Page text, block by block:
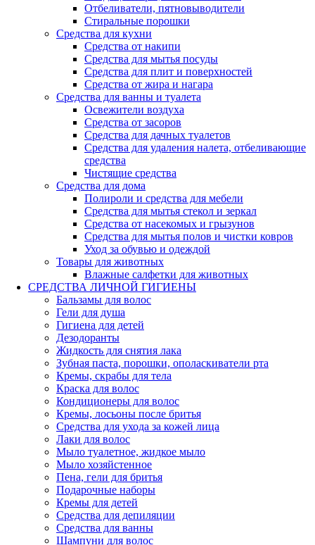
Отбеливатели, пятновыводители
Стиральные порошки
Средства для кухни
Средства от накипи
Средства для мытья посуды
Средства для плит и поверхностей
Средства от жира и нагара
Средства для ванны и туалета
Освежители воздуха
Средства от засоров
Средства для дачных туалетов
Средства для удаления налета, отбеливающие
средства
Чистящие средства
Средства для дома
Полироли и средства для мебели
Средства для мытья стекол и зеркал
Средства от насекомых и грызунов
Средства для мытья полов и чистки ковров
Уход за обувью и одеждой
Товары для животных
Влажные салфетки для животных
СРЕДСТВА ЛИЧНОЙ ГИГИЕНЫ
Бальзамы для волос
Гели для душа
Гигиена для детей
Дезодоранты
Жидкость для снятия лака
Зубная паста, порошки, ополаскиватели рта
Кремы, скрабы для тела
Краска для волос
Кондиционеры для волос
Кремы, лосьоны после бритья
Средства для ухода за кожей лица
Лаки для волос
Мыло туалетное, жидкое мыло
Мыло хозяйстенное
Пена, гели для бритья
Подарочные наборы
Кремы для детей
Средства для депиляции
Средства для ванны
Шампуни для волос